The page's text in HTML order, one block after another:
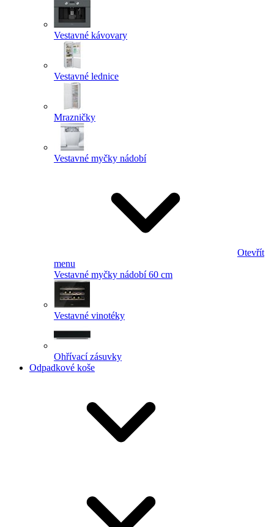
Vestavné kávovary
Vestavné lednice
Mrazničky
Vestavné myčky nádobí
Otevřít
menu
Vestavné myčky nádobí 60 cm
Vestavné vinotéky
Ohřívací zásuvky
Odpadkové koše